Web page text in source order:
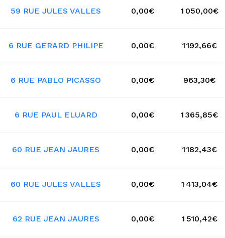
59 RUE JULES VALLES 0,00€ 1 050,00€
6 RUE GERARD PHILIPE 0,00€ 1 192,66€
6 RUE PABLO PICASSO 0,00€ 963,30€
6 RUE PAUL ELUARD 0,00€ 1 365,85€
60 RUE JEAN JAURES 0,00€ 1 182,43€
60 RUE JULES VALLES 0,00€ 1 413,04€
62 RUE JEAN JAURES 0,00€ 1 510,42€